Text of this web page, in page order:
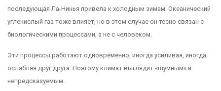
последующая Ла-Нинья привела к холодным зимам. Океанический
углекислый газ тоже влияет, но в этом случае он тесно связан с
биологическими процессами, а не с человеком.
Эти процессы работают одновременно, иногда усиливая, иногда
ослабляя друг друга. Поэтому климат выглядит «шумным» и
непредсказуемым.